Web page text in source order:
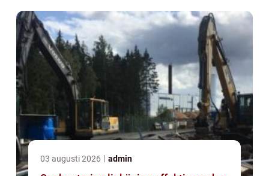
03 augusti 2026 admin